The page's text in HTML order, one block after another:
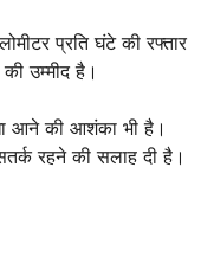
प्रति घंटे की रफ्तार
उम्मीद है।
आने की आशंका भी है।
रहने की सलाह दी है।